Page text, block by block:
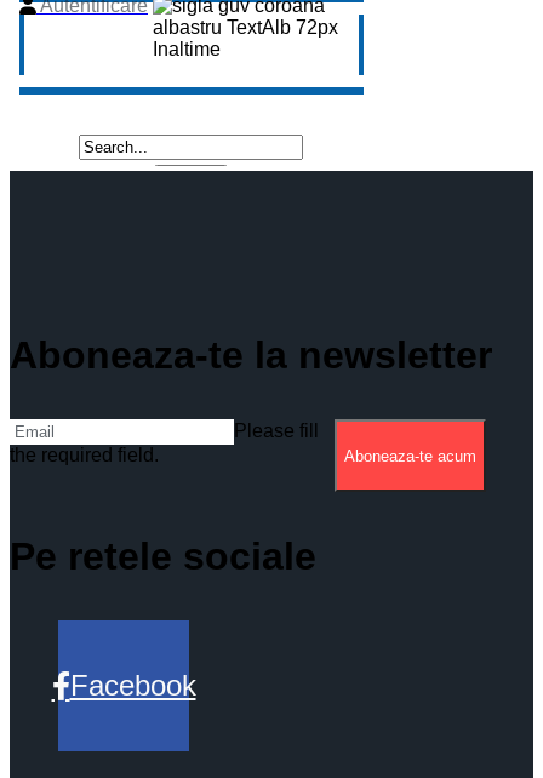
Aboneaza-te la newsletter
Please fill
the required field.
Aboneaza-te acum
Pe retele sociale
Facebook